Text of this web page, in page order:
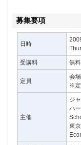
募集要項
日時
受講料 無
定員
会
※定
主催
ジ
ハ
東